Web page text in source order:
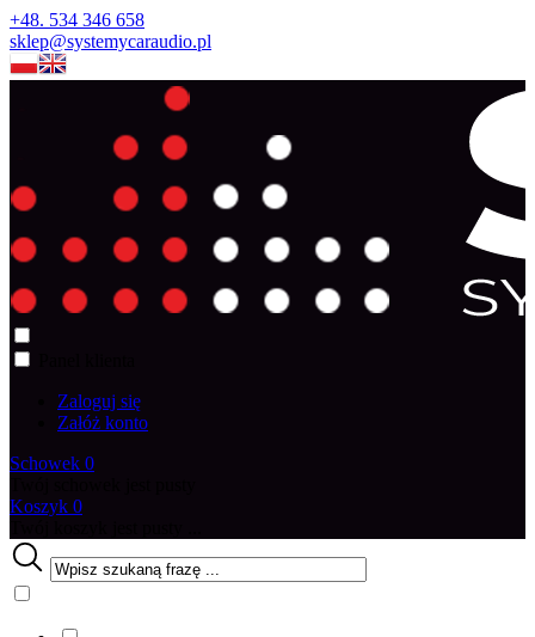
+48. 534 346 658
sklep@systemycaraudio.pl
Zaloguj się
Załóż konto
Schowek 0
Koszyk 0